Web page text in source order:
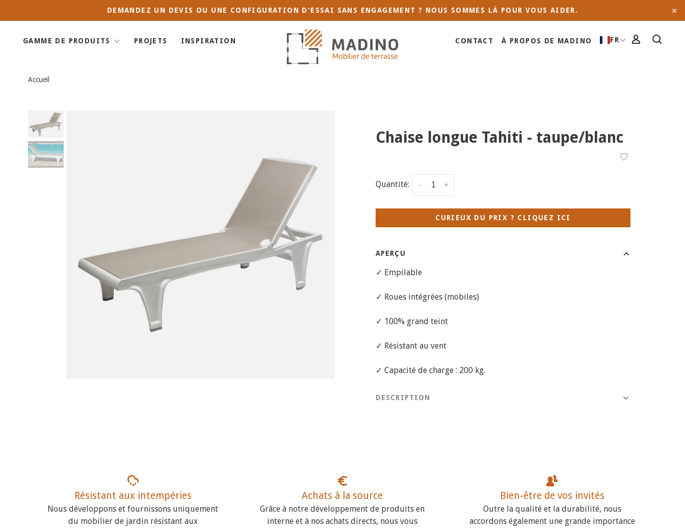
DEMANDEZ UN DEVIS OU UNE CONFIGURATION D'ESSAI SANS ENGAGEMENT ? NOUS SOMMES LÀ POUR VOUS AIDER.
GAMME DE PRODUITS PROJETS INSPIRATION CONTACT À PROPOS DE MADINO FR
Accueil
Chaise longue Tahiti - taupe/blanc
Quantité: +
-
CURIEUX DU PRIX ? CLIQUEZ ICI
APERÇU
✓ Empilable
✓ Roues intégrées (mobiles)
✓ 100% grand teint
✓ Résistant au vent
✓ Capacité de charge : 200 kg.
DESCRIPTION
Résistant aux intempéries
Nous développons et fournissons uniquement
du mobilier de jardin résistant aux
Achats à la source
Grâce à notre développement de produits en
interne et à nos achats directs, nous vous
Bien-être de vos invités
Outre la qualité et la durabilité, nous
accordons également une grande importance